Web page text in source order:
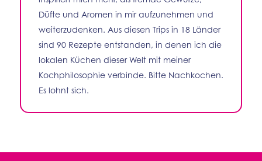
Düfte und Aromen in mir aufzunehmen und
weiterzudenken. Aus diesen Trips in 18 Länder
sind 90 Rezepte entstanden, in denen ich die
lokalen Küchen dieser Welt mit meiner
Kochphilosophie verbinde. Bitte Nachkochen.
Es lohnt sich.